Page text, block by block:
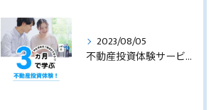
2023/08/05
不動産投資体験サービスのサービス内容を見直します！